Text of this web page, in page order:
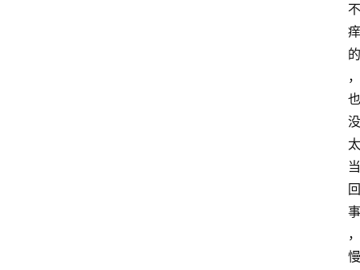
不
痒
的
，
也
没
太
当
回
事
，
慢